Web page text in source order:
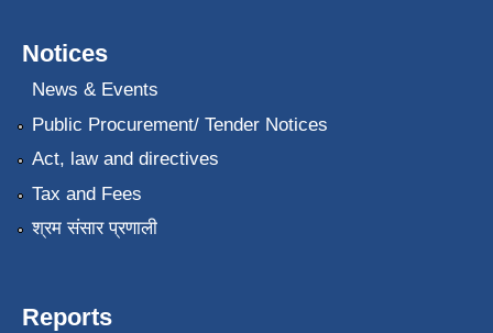
Notices
News & Events
Public Procurement/ Tender Notices
Act, law and directives
Tax and Fees
श्रम संसार प्रणाली
Reports